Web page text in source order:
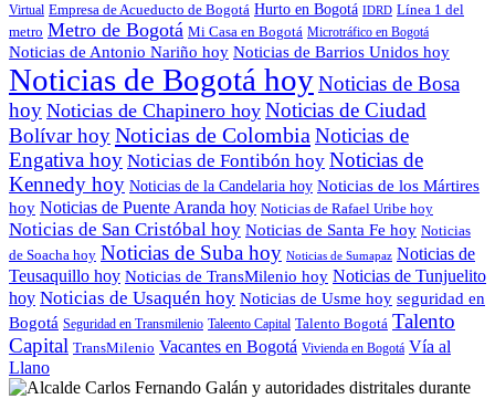
Virtual Empresa de Acueducto de Bogotá Hurto en Bogotá IDRD Línea 1 del
metro Metro de Bogotá Mi Casa en Bogotá Microtráfico en Bogotá
Noticias de Antonio Nariño hoy Noticias de Barrios Unidos hoy
Noticias de Bogotá hoyNoticias de Bosa
hoy Noticias de Chapinero hoy Noticias de Ciudad
Bolívar hoyNoticias de Colombia Noticias de
Engativa hoy Noticias de Fontibón hoy Noticias de
Kennedy hoy Noticias de la Candelaria hoy Noticias de los Mártires
hoy Noticias de Puente Aranda hoy Noticias de Rafael Uribe hoy
Noticias de San Cristóbal hoy Noticias de Santa Fe hoy Noticias
de Soacha hoy Noticias de Suba hoy Noticias de Sumapaz Noticias de
Teusaquillo hoy Noticias de TransMilenio hoy Noticias de Tunjuelito
hoy Noticias de Usaquén hoy Noticias de Usme hoy seguridad en
Bogotá Seguridad en Transmilenio Taleento Capital Talento Bogotá Talento
Capital TransMilenio Vacantes en Bogotá Vivienda en Bogotá Vía al
Llano